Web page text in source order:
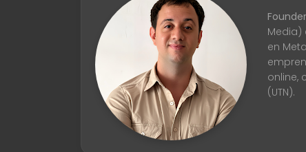
Media)
en
online,
(UTN).